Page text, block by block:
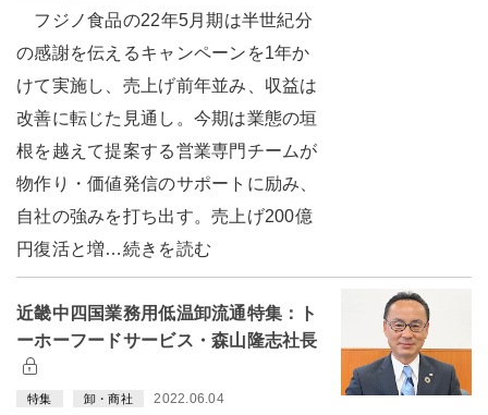
フジノ食品の22年5月期は半世紀分
の感謝を伝えるキャンペーンを1年か
けて実施し、売上げ前年並み、収益は
改善に転じた見通し。今期は業態の垣
根を越えて提案する営業専門チームが
物作り・価値発信のサポートに励み、
自社の強みを打ち出す。売上げ200億
円復活と増…続きを読む
近畿中四国業務用低温卸流通特集：ト
ーホーフードサービス・森山隆志社長
特集 卸・商社 2022.06.04